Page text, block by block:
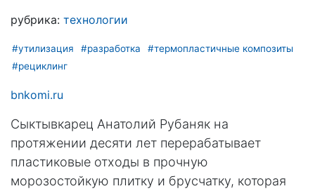
рубрика: технологии
#утилизация #разработка
#термопластичные композиты
#рециклинг
bnkomi.ru
Сыктывкарец Анатолий Рубаняк на
протяжении десяти лет перерабатывает
пластиковые отходы в прочную
морозостойкую плитку и брусчатку, которая